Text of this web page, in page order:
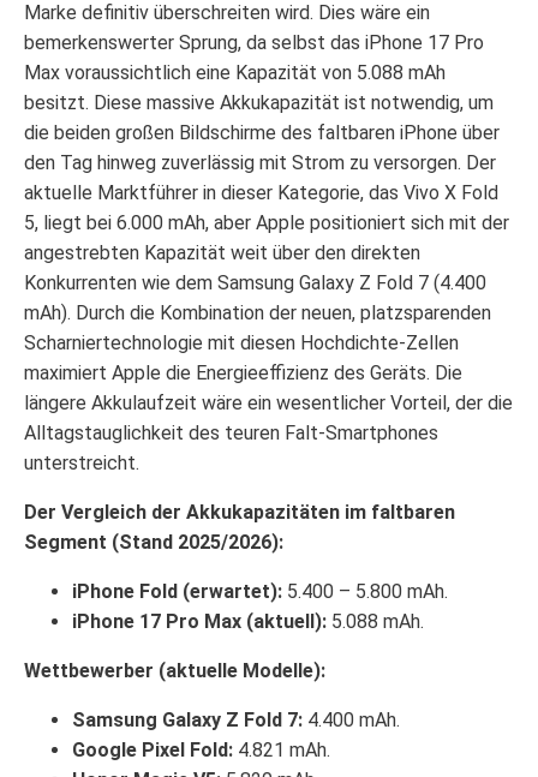
Marke definitiv überschreiten wird. Dies wäre ein
bemerkenswerter Sprung, da selbst das iPhone 17 Pro
Max voraussichtlich eine Kapazität von 5.088 mAh
besitzt. Diese massive Akkukapazität ist notwendig, um
die beiden großen Bildschirme des faltbaren iPhone über
den Tag hinweg zuverlässig mit Strom zu versorgen. Der
aktuelle Marktführer in dieser Kategorie, das Vivo X Fold
5, liegt bei 6.000 mAh, aber Apple positioniert sich mit der
angestrebten Kapazität weit über den direkten
Konkurrenten wie dem Samsung Galaxy Z Fold 7 (4.400
mAh). Durch die Kombination der neuen, platzsparenden
Scharniertechnologie mit diesen Hochdichte-Zellen
maximiert Apple die Energieeffizienz des Geräts. Die
längere Akkulaufzeit wäre ein wesentlicher Vorteil, der die
Alltagstauglichkeit des teuren Falt-Smartphones
unterstreicht.
Der Vergleich der Akkukapazitäten im faltbaren
Segment (Stand 2025/2026):
iPhone Fold (erwartet): 5.400 – 5.800 mAh.
iPhone 17 Pro Max (aktuell): 5.088 mAh.
Wettbewerber (aktuelle Modelle):
Samsung Galaxy Z Fold 7: 4.400 mAh.
Google Pixel Fold: 4.821 mAh.